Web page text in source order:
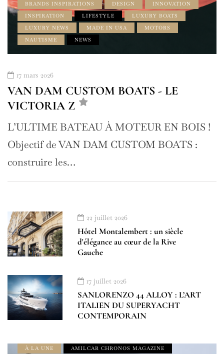
BRANDS INSPIRATIONS
DESIGN
INNOVATION
INSPIRATION
LIFESTYLE
LUXURY BOATS
LUXURY NEWS
MADE IN USA
MOTORS
NAUTISME
NEWS
17 mars 2026
VAN DAM CUSTOM BOATS - LE
VICTORIA Z
L’ULTIME BATEAU À MOTEUR EN BOIS !
Objectif de VAN DAM CUSTOM BOATS :
construire les…
22 juillet 2026
Hôtel Montalembert : un siècle
d'élégance au cœur de la Rive
Gauche
17 juillet 2026
SANLORENZO 44 ALLOY : L’ART
ITALIEN DU SUPERYACHT
CONTEMPORAIN
À LA UNE
AMILCAR CHRONOS MAGAZINE